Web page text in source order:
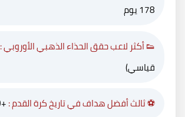
178 يوم
👟 أكثر لاعب حقق الحذاء الذهبي الأوروبي :
قياسي)
⚽ ثالث أفضل هداف في تاريخ كرة القدم :+800 هدف